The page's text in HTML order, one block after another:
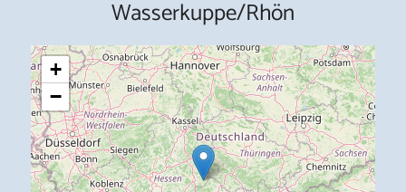
Wasserkuppe/Rhön
+
−